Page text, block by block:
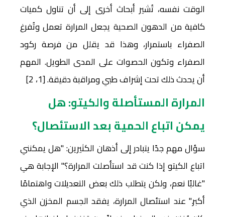
الوقت نفسه، تُشير أبحاث أخرى إلى أن تناول كميات
كافية من الدهون الصحية يجعل المرارة تعمل وتُفرغ
الصفراء باستمرار، وهذا قد يقلل من فرصة ركود
الصفراء وتكون الحصوات على المدى الطويل. المهم
أن يحدث ذلك تحت إشراف طبي ومراقبة دقيقة. [1، 2]
المرارة المستأصلة والكيتو: هل
يمكن اتباع الحمية بعد الاستئصال؟
سؤال مهم جدًا يتبادر إلى أذهان الكثيرين: "هل يمكنني
اتباع الكيتو إذا كنت قد استأصلت المرارة؟" الإجابة هي
"غالبًا نعم، ولكن يتطلب ذلك بعض التعديلات واهتمامًا
أكبر." عند استئصال المرارة، يفقد الجسم المخزن الذي